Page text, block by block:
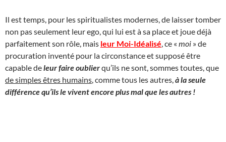
Il est temps, pour les spiritualistes modernes, de laisser tomber
non pas seulement leur ego, qui lui est à sa place et joue déjà
parfaitement son rôle, mais leur Moi-Idéalisé , ce « moi » de
procuration inventé pour la circonstance et supposé être
capable deleur faire oublierqu’ils ne sont, sommes toutes, que
de simples êtres humains , comme tous les autres, à la seule
différence qu’ils le vivent encore plus mal que les autres !